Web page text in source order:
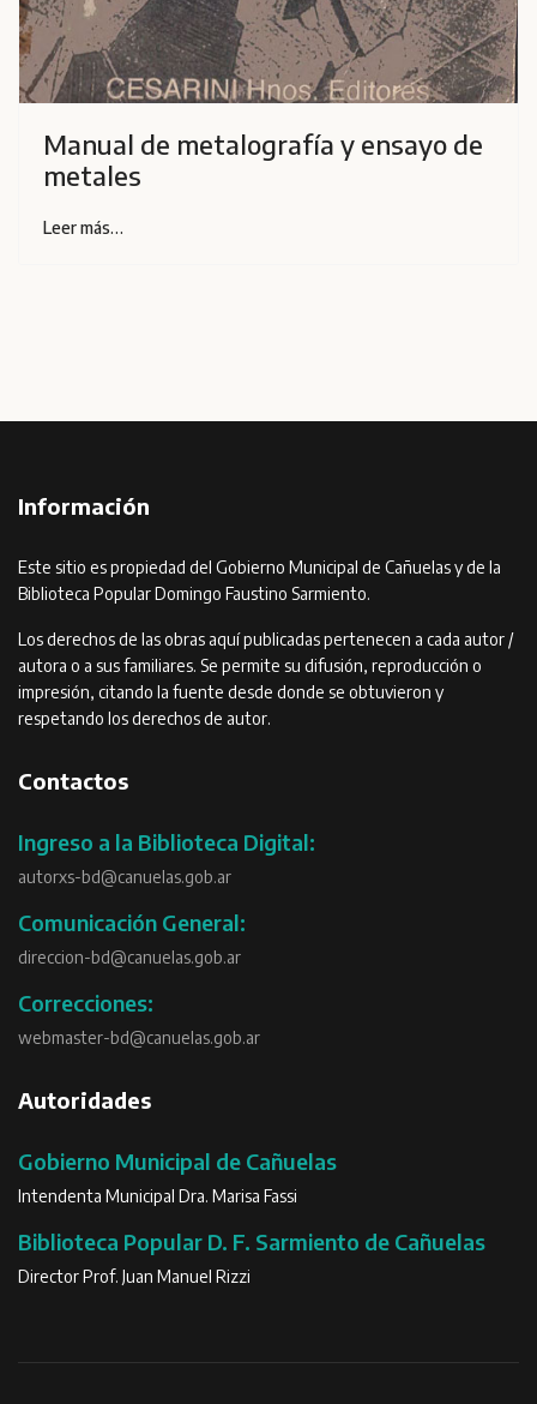
Manual de metalografía y ensayo de
metales
Leer más…
Información
Este sitio es propiedad del Gobierno Municipal de Cañuelas y de la
Biblioteca Popular Domingo Faustino Sarmiento.
Los derechos de las obras aquí publicadas pertenecen a cada autor /
autora o a sus familiares. Se permite su difusión, reproducción o
impresión, citando la fuente desde donde se obtuvieron y
respetando los derechos de autor.
Contactos
Ingreso a la Biblioteca Digital:
autorxs-bd@canuelas.gob.ar
Comunicación General:
direccion-bd@canuelas.gob.ar
Correcciones:
webmaster-bd@canuelas.gob.ar
Autoridades
Gobierno Municipal de Cañuelas
Intendenta Municipal Dra. Marisa Fassi
Biblioteca Popular D. F. Sarmiento de Cañuelas
Director Prof. Juan Manuel Rizzi